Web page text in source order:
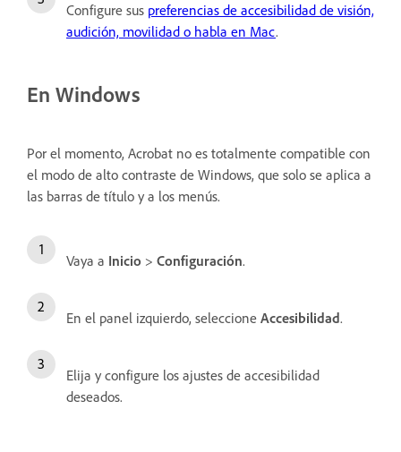
Configure sus preferencias de accesibilidad de visión,
audición, movilidad o habla en Mac.
En Windows
Por el momento, Acrobat no es totalmente compatible con
el modo de alto contraste de Windows, que solo se aplica a
las barras de título y a los menús.
Vaya a Inicio > Configuración.
En el panel izquierdo, seleccione Accesibilidad.
Elija y configure los ajustes de accesibilidad
deseados.